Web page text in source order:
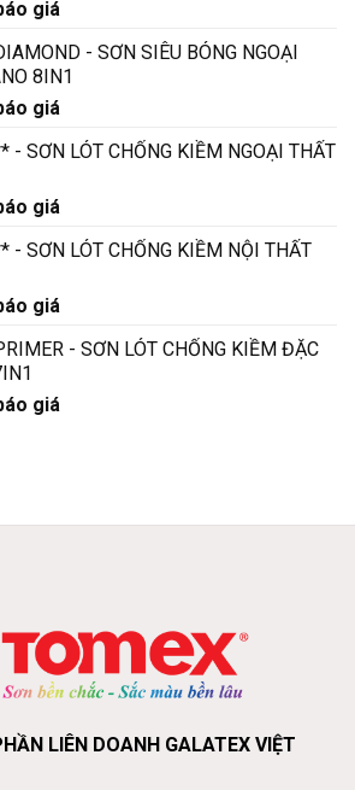
giá
- SƠN SIÊU BÓNG NGOẠI
8IN1
giá
- SƠN LÓT CHỐNG KIỀM NGOẠI THẤT
giá
- SƠN LÓT CHỐNG KIỀM NỘI THẤT
giá
- SƠN LÓT CHỐNG KIỀM ĐẶC
giá
LIÊN DOANH GALATEX VIỆT